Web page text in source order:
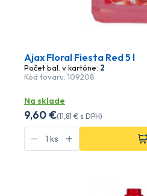
Ajax Floral Fiesta Red 5 l
Počet bal. v kartóne: 2
Kód tovaru: 109208
Na sklade
9,60 €(11,81 € s DPH)